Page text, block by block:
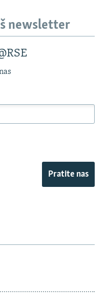
newsletter
Pratite nas